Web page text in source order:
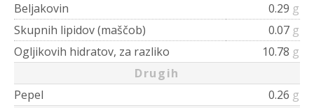
Beljakovin
0.29 g
Skupnih lipidov (maščob)
0.07 g
Ogljikovih hidratov, za razliko
10.78 g
Drugih
Pepel
0.26 g